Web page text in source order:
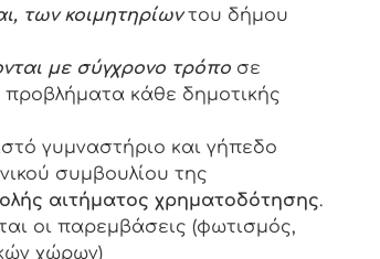
των κοιμητηρίωντου δήμου
με σύγχρονο τρόπο σε
προβλήματα κάθε δημοτικής
γυμναστήριο και γήπεδο
συμβουλίου της
αιτήματος χρηματοδότησης.
οι παρεμβάσεις (φωτισμός,
χώρων)